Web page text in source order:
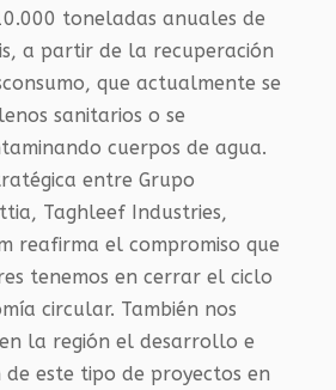
toneladas anuales de
a partir de la recuperación
que actualmente se
sanitarios o se
cuerpos de agua.
entre Grupo
Taghleef Industries,
reafirma el compromiso que
tenemos en cerrar el ciclo
circular. También nos
la región el desarrollo e
este tipo de proyectos en